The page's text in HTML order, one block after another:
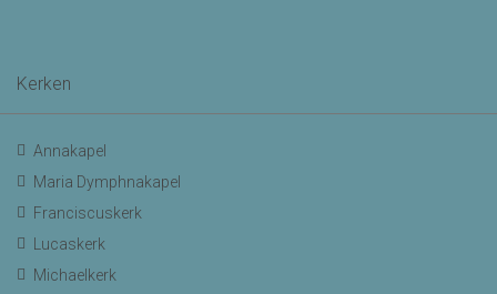
Kerken
Annakapel
Maria Dymphnakapel
Franciscuskerk
Lucaskerk
Michaelkerk